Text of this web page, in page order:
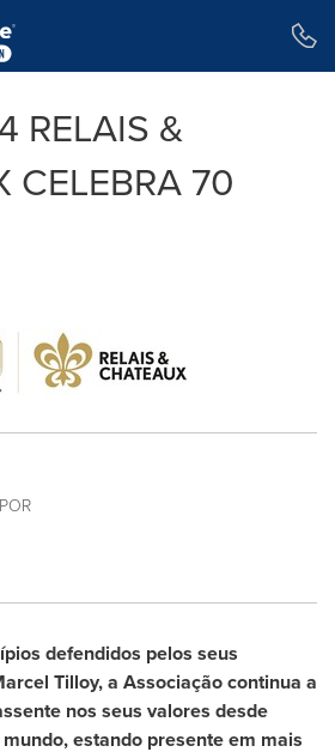
RELAIS &
CELEBRA 70
defendidos pelos seus
Tilloy, a Associação continua a
nos seus valores desde
estando presente em mais